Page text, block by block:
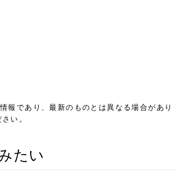
報であり、最新のものとは異なる場合があり
い。
たい